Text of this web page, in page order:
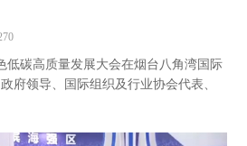
低碳高质量发展大会在烟台八角湾国际
府领导、国际组织及行业协会代表、